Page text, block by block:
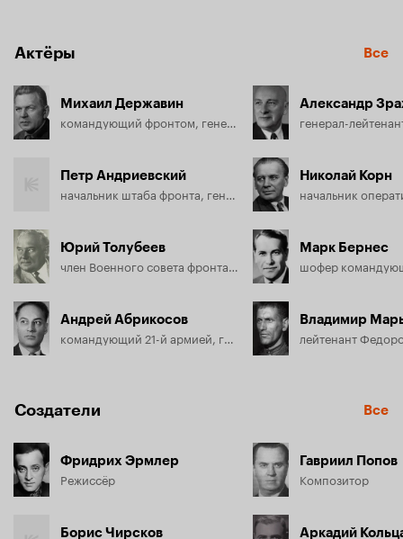
Актёры Все
Михаил Державин
командующий фронтом, генерал-полковник Муравьев
Петр Андриевский
начальник штаба фронта, генерал-полковник Виноградов
Юрий Толубеев
член Военного совета фронта, генерал-майор Лавров
Андрей Абрикосов
командующий 21-й армией, генерал-лейтенант Кривенко
Александр
Николай Корн
Марк Бернес
Владимир
лейтенант
Создатели Все
Фридрих Эрмлер
Режиссёр
Борис Чирсков
Гавриил Попов
Композитор
Аркадий